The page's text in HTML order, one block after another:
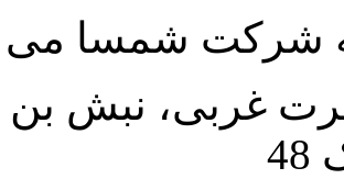
شرکت شمسا می
غربی، نبش